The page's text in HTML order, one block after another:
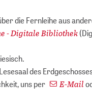
die Fernleihe aus
- Digitale Bibliothek
des
uns per
E-Mail